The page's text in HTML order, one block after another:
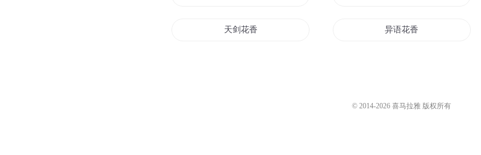
天剑花香 异语花香
© 2014-2026 喜马拉雅 版权所有